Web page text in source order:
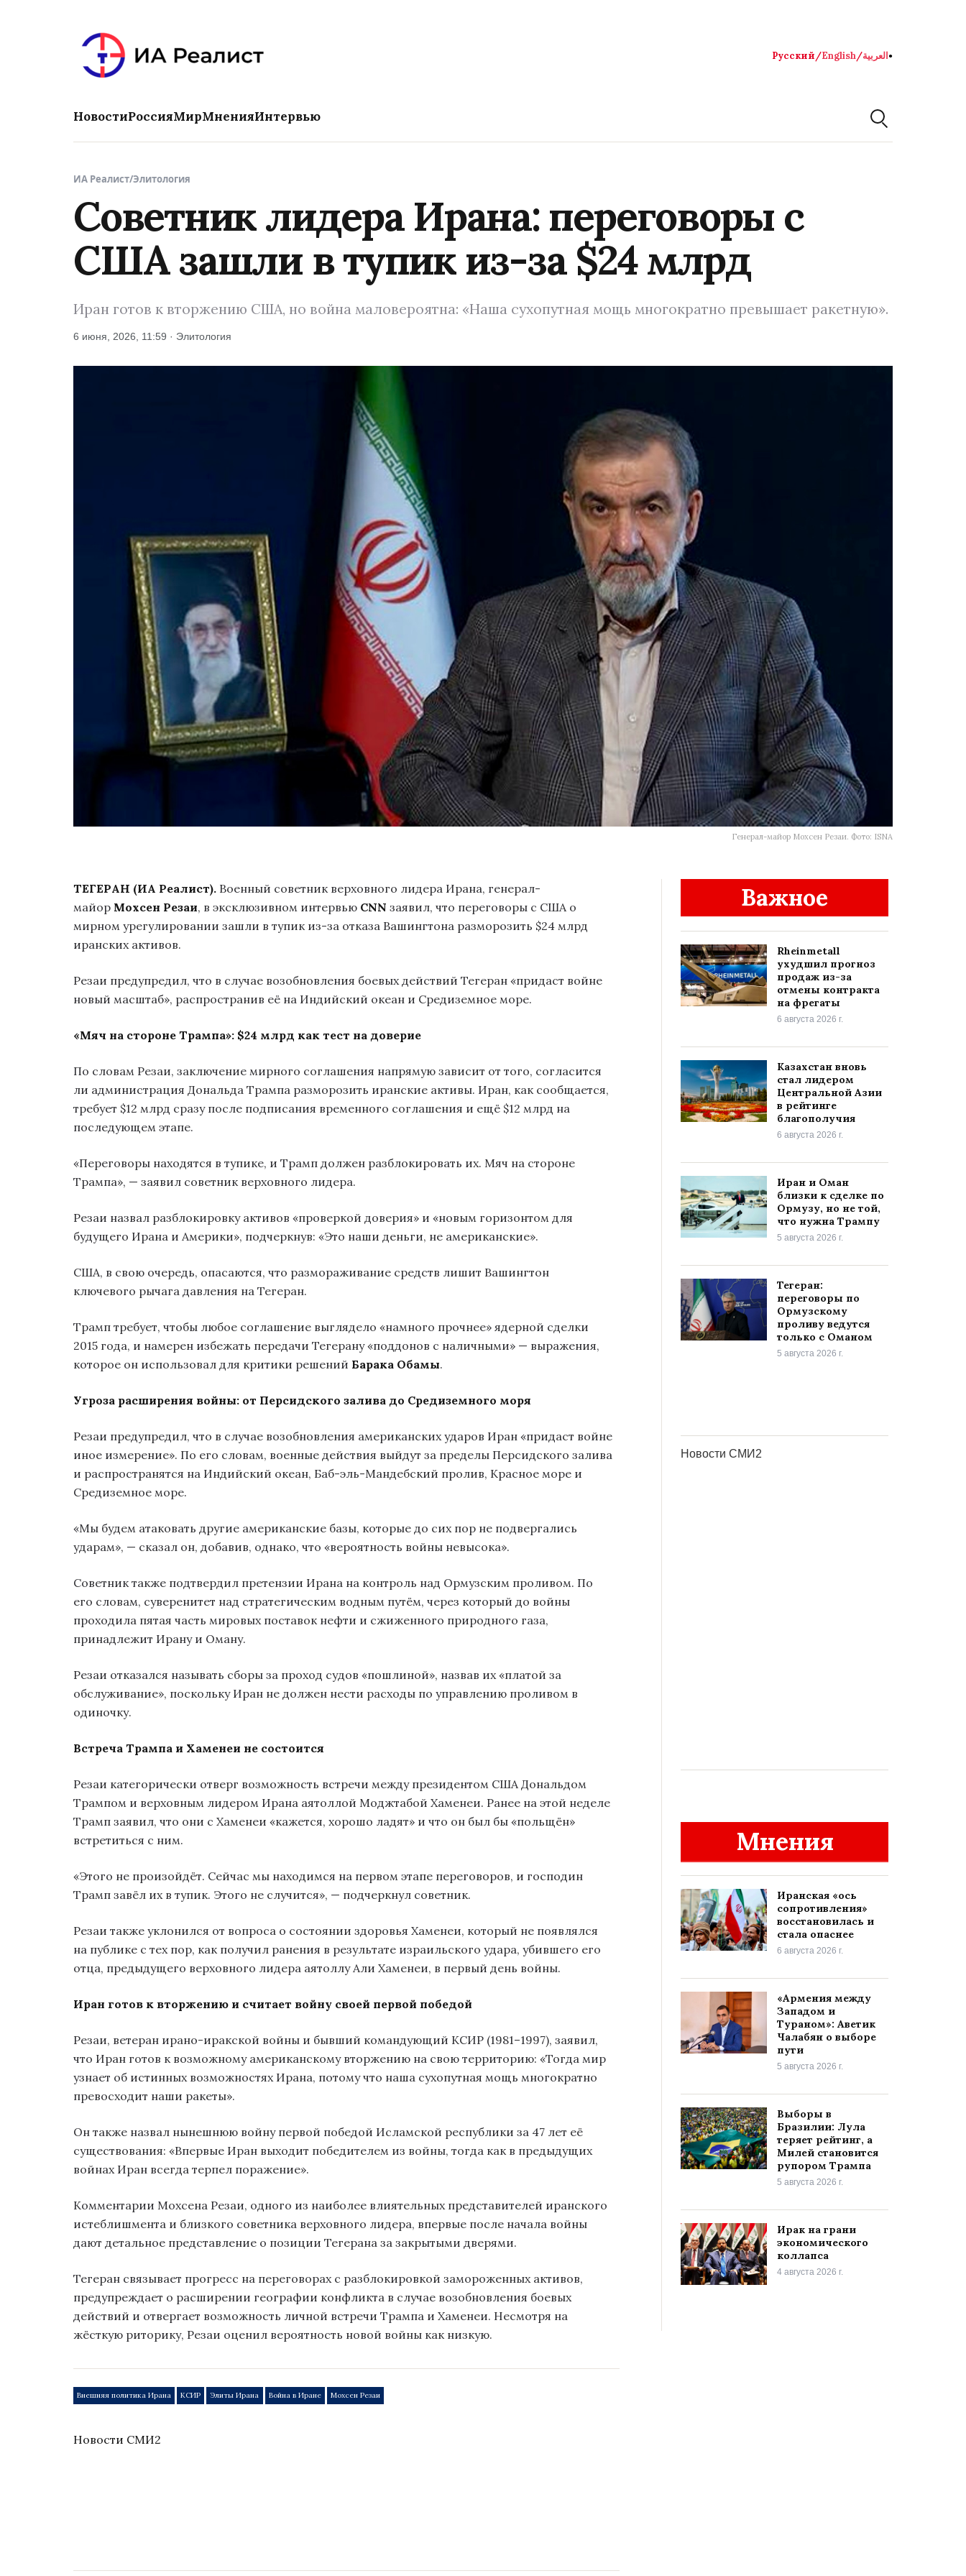
Русский/English/العربية●
НовостиРоссияМирМненияИнтервью
ИА Реалист/Элитология
Советник лидера Ирана: переговоры с
США зашли в тупик из-за $24 млрд
Иран готов к вторжению США, но война маловероятна: «Наша сухопутная мощь многократно превышает ракетную».
6 июня, 2026, 11:59 · Элитология
Генерал-майор Мохсен Резаи. Фото: ISNA
ТЕГЕРАН (ИА Реалист). Военный советник верховного лидера Ирана, генерал-
майор Мохсен Резаи, в эксклюзивном интервью CNN заявил, что переговоры с США о
мирном урегулировании зашли в тупик из-за отказа Вашингтона разморозить $24 млрд
иранских активов.
Резаи предупредил, что в случае возобновления боевых действий Тегеран «придаст войне
новый масштаб», распространив её на Индийский океан и Средиземное море.
«Мяч на стороне Трампа»: $24 млрд как тест на доверие
По словам Резаи, заключение мирного соглашения напрямую зависит от того, согласится
ли администрация Дональда Трампа разморозить иранские активы. Иран, как сообщается,
требует $12 млрд сразу после подписания временного соглашения и ещё $12 млрд на
последующем этапе.
«Переговоры находятся в тупике, и Трамп должен разблокировать их. Мяч на стороне
Трампа», — заявил советник верховного лидера.
Резаи назвал разблокировку активов «проверкой доверия» и «новым горизонтом для
будущего Ирана и Америки», подчеркнув: «Это наши деньги, не американские».
США, в свою очередь, опасаются, что размораживание средств лишит Вашингтон
ключевого рычага давления на Тегеран.
Трамп требует, чтобы любое соглашение выглядело «намного прочнее» ядерной сделки
2015 года, и намерен избежать передачи Тегерану «поддонов с наличными» — выражения,
которое он использовал для критики решений Барака Обамы.
Угроза расширения войны: от Персидского залива до Средиземного моря
Резаи предупредил, что в случае возобновления американских ударов Иран «придаст войне
иное измерение». По его словам, военные действия выйдут за пределы Персидского залива
и распространятся на Индийский океан, Баб-эль-Мандебский пролив, Красное море и
Средиземное море.
«Мы будем атаковать другие американские базы, которые до сих пор не подвергались
ударам», — сказал он, добавив, однако, что «вероятность войны невысока».
Советник также подтвердил претензии Ирана на контроль над Ормузским проливом. По
его словам, суверенитет над стратегическим водным путём, через который до войны
проходила пятая часть мировых поставок нефти и сжиженного природного газа,
принадлежит Ирану и Оману.
Резаи отказался называть сборы за проход судов «пошлиной», назвав их «платой за
обслуживание», поскольку Иран не должен нести расходы по управлению проливом в
одиночку.
Встреча Трампа и Хаменеи не состоится
Резаи категорически отверг возможность встречи между президентом США Дональдом
Трампом и верховным лидером Ирана аятоллой Моджтабой Хаменеи. Ранее на этой неделе
Трамп заявил, что они с Хаменеи «кажется, хорошо ладят» и что он был бы «польщён»
встретиться с ним.
«Этого не произойдёт. Сейчас мы находимся на первом этапе переговоров, и господин
Трамп завёл их в тупик. Этого не случится», — подчеркнул советник.
Резаи также уклонился от вопроса о состоянии здоровья Хаменеи, который не появлялся
на публике с тех пор, как получил ранения в результате израильского удара, убившего его
отца, предыдущего верховного лидера аятоллу Али Хаменеи, в первый день войны.
Иран готов к вторжению и считает войну своей первой победой
Резаи, ветеран ирано-иракской войны и бывший командующий КСИР (1981–1997), заявил,
что Иран готов к возможному американскому вторжению на свою территорию: «Тогда мир
узнает об истинных возможностях Ирана, потому что наша сухопутная мощь многократно
превосходит наши ракеты».
Он также назвал нынешнюю войну первой победой Исламской республики за 47 лет её
существования: «Впервые Иран выходит победителем из войны, тогда как в предыдущих
войнах Иран всегда терпел поражение».
Комментарии Мохсена Резаи, одного из наиболее влиятельных представителей иранского
истеблишмента и близкого советника верховного лидера, впервые после начала войны
дают детальное представление о позиции Тегерана за закрытыми дверями.
Тегеран связывает прогресс на переговорах с разблокировкой замороженных активов,
предупреждает о расширении географии конфликта в случае возобновления боевых
действий и отвергает возможность личной встречи Трампа и Хаменеи. Несмотря на
жёсткую риторику, Резаи оценил вероятность новой войны как низкую.
Внешняя политика Ирана КСИР Элиты Ирана Война в Иране Мохсен Резаи
Новости СМИ2
Важное
Rheinmetall
ухудшил прогноз
продаж из-за
отмены контракта
на фрегаты
6 августа 2026 г.
Казахстан вновь
стал лидером
Центральной Азии
в рейтинге
благополучия
6 августа 2026 г.
Иран и Оман
близки к сделке по
Ормузу, но не той,
что нужна Трампу
5 августа 2026 г.
Тегеран:
переговоры по
Ормузскому
проливу ведутся
только с Оманом
5 августа 2026 г.
Мнения
Иранская «ось
сопротивления»
восстановилась и
стала опаснее
6 августа 2026 г.
«Армения между
Западом и
Тураном»: Аветик
Чалабян о выборе
пути
5 августа 2026 г.
Выборы в
Бразилии: Лула
теряет рейтинг, а
Милей становится
рупором Трампа
5 августа 2026 г.
Ирак на грани
экономического
коллапса
4 августа 2026 г.